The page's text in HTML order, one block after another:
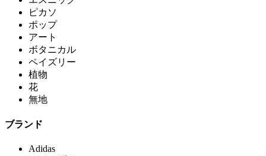
ピカソ
ポップ
アート
ボタニカル
ペイズリー
植物
花
無地
ブランド
Adidas